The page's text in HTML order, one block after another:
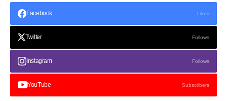
Facebook Likes
Twitter Follows
Instagram Follows
YouTube Subscribers